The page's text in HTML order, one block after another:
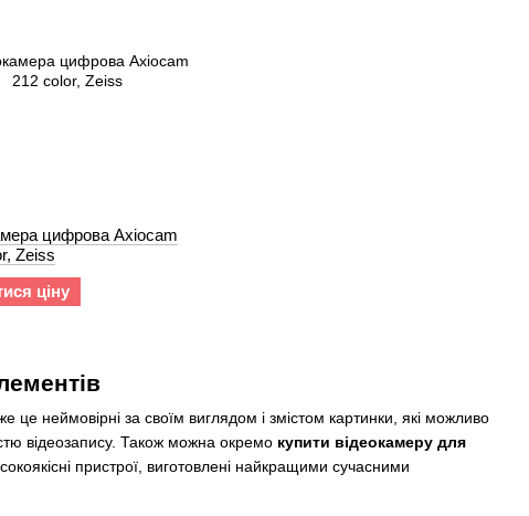
це неймовірні за своїм виглядом і змістом картинки, які можливо
відеозапису. Також можна окремо купити відеокамеру для
пристрої, виготовлені найкращими сучасними
цифрова Axiocam
Zeiss
ціну